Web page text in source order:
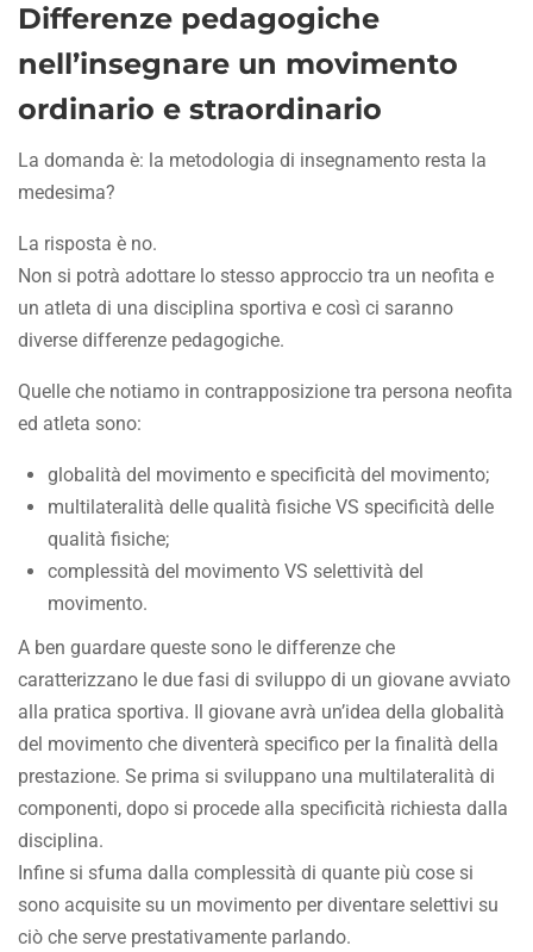
Differenze pedagogiche
nell’insegnare un movimento
ordinario e straordinario
La domanda è: la metodologia di insegnamento resta la
medesima?
La risposta è no.
Non si potrà adottare lo stesso approccio tra un neofita e
un atleta di una disciplina sportiva e così ci saranno
diverse differenze pedagogiche.
Quelle che notiamo in contrapposizione tra persona neofita
ed atleta sono:
globalità del movimento e specificità del movimento;
multilateralità delle qualità fisiche VS specificità delle
qualità fisiche;
complessità del movimento VS selettività del
movimento.
A ben guardare queste sono le differenze che
caratterizzano le due fasi di sviluppo di un giovane avviato
alla pratica sportiva. Il giovane avrà un’idea della globalità
del movimento che diventerà specifico per la finalità della
prestazione. Se prima si sviluppano una multilateralità di
componenti, dopo si procede alla specificità richiesta dalla
disciplina.
Infine si sfuma dalla complessità di quante più cose si
sono acquisite su un movimento per diventare selettivi su
ciò che serve prestativamente parlando.